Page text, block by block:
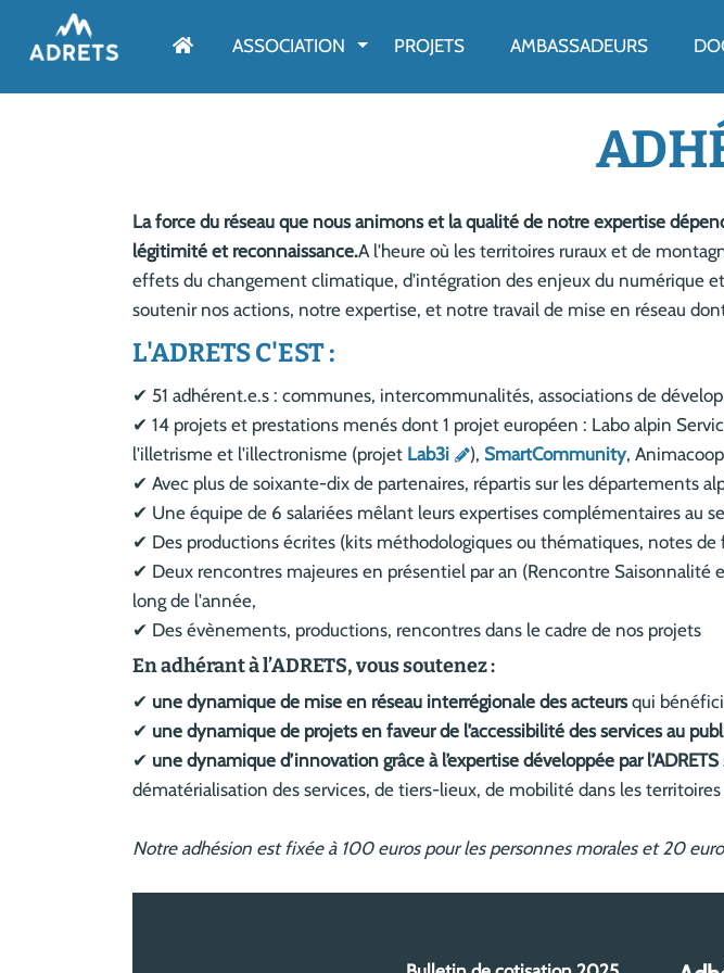
ASSOCIATION AFFICHER LE MENU
PROJETS AMBASSADEURS
La force du réseau que nous animons et la qualité de notre expertise
légitimité et reconnaissance.A l'heure où les territoires ruraux et de
effets du changement climatique, d'intégration des enjeux du numérique
soutenir nos actions, notre expertise, et notre travail de mise en réseau
L'ADRETS C'EST :
✔ 51 adhérent.e.s : communes, intercommunalités, associations de
✔ 14 projets et prestations menés dont 1 projet européen : Labo alpin
l'illetrisme et l'illectronisme (projet Lab3i ), SmartCommunity,
✔ Avec plus de soixante-dix de partenaires, répartis sur les départements
✔ Une équipe de 6 salariées mêlant leurs expertises complémentaires au
✔ Des productions écrites (kits méthodologiques ou thématiques, notes de
✔ Deux rencontres majeures en présentiel par an (Rencontre Saisonnalité
long de l'année,
✔ Des évènements, productions, rencontres dans le cadre de nos projets
En adhérant à l’ADRETS, vous soutenez :
✔ une dynamique de mise en réseau interrégionale des acteursqui
✔ une dynamique de projets en faveur de l’accessibilité des services au
✔ une dynamique d’innovation grâce à l’expertise développée par l’ADRETS
dématérialisation des services, de tiers-lieux, de mobilité dans les territoires
Notre adhésion est fixée à 100 euros pour les personnes morales et 20